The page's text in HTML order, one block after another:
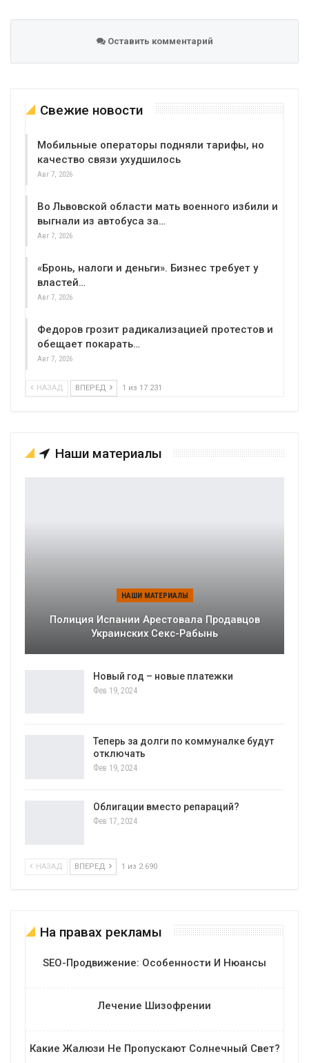
Оставить комментарий
Свежие новости
Мобильные операторы подняли тарифы, но
качество связи ухудшилось
Авг 7, 2026
Во Львовской области мать военного избили и
выгнали из автобуса за…
Авг 7, 2026
«Бронь, налоги и деньги». Бизнес требует у
властей…
Авг 7, 2026
Федоров грозит радикализацией протестов и
обещает покарать…
Авг 7, 2026
НАЗАД ВПЕРЕД 1 из 17 231
Наши материалы
НАШИ МАТЕРИАЛЫ
Полиция Испании Арестовала Продавцов
Украинских Секс-Рабынь
Новый год – новые платежки
Фев 19, 2024
Теперь за долги по коммуналке будут
отключать
Фев 19, 2024
Облигации вместо репараций?
Фев 17, 2024
НАЗАД ВПЕРЕД 1 из 2 690
На правах рекламы
SEO-Продвижение: Особенности И Нюансы
Лечение Шизофрении
Какие Жалюзи Не Пропускают Солнечный Свет?